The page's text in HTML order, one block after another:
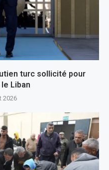
turc sollicité pour
Liban
2026